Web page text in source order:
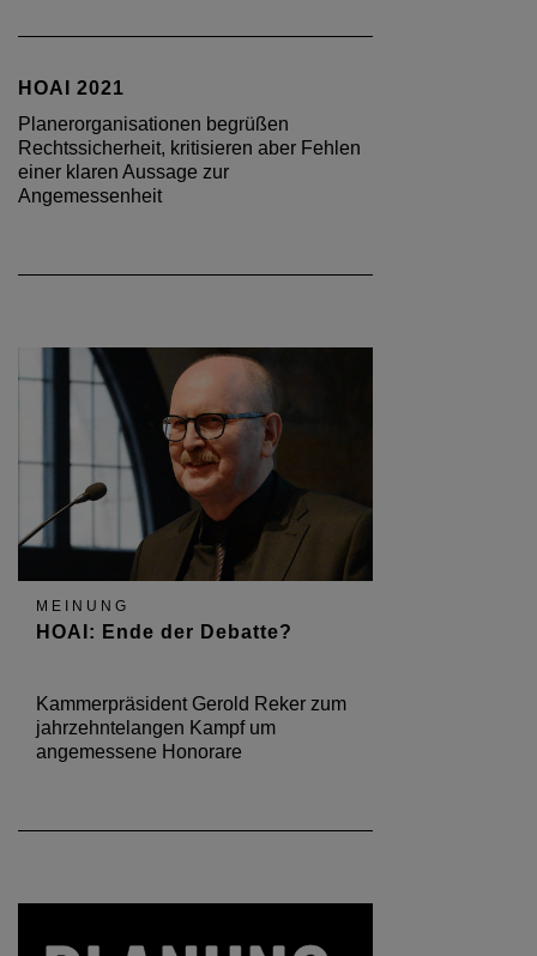
HOAI 2021
Planerorganisationen begrüßen
Rechtssicherheit, kritisieren aber Fehlen
einer klaren Aussage zur
Angemessenheit
MEINUNG
HOAI: Ende der Debatte?
Kammerpräsident Gerold Reker zum
jahrzehntelangen Kampf um
angemessene Honorare